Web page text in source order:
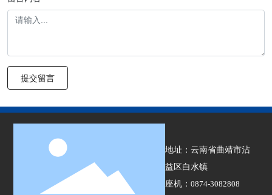
提交留言
地址：云南省曲靖市沾
益区白水镇
座机：0874-3082808